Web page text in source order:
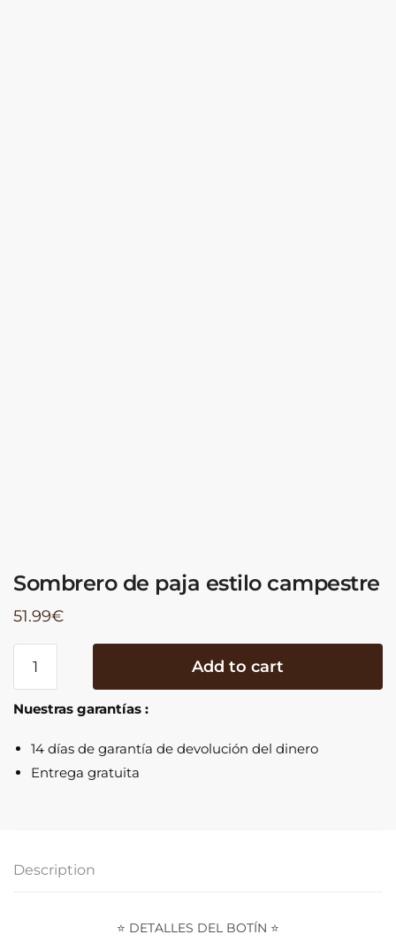
Sombrero de paja estilo campestre
51.99€
estilo
Add to cart
Nuestras garantías :
14 días de garantía de devolución del dinero
Entrega gratuita
Description
⭐ DETALLES DEL BOTÍN ⭐